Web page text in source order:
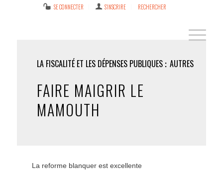
SE CONNECTER S’INSCRIRE RECHERCHER
LA FISCALITÉ ET LES DÉPENSES PUBLIQUES AUTRES
FAIRE MAIGRIR LE
MAMOUTH
La reforme blanquer est excellente